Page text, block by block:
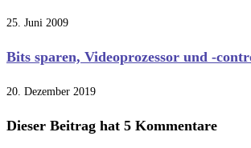
25. Juni 2009
Bits sparen, Videoprozessor und -
20. Dezember 2019
Dieser Beitrag hat 5 Kommentare